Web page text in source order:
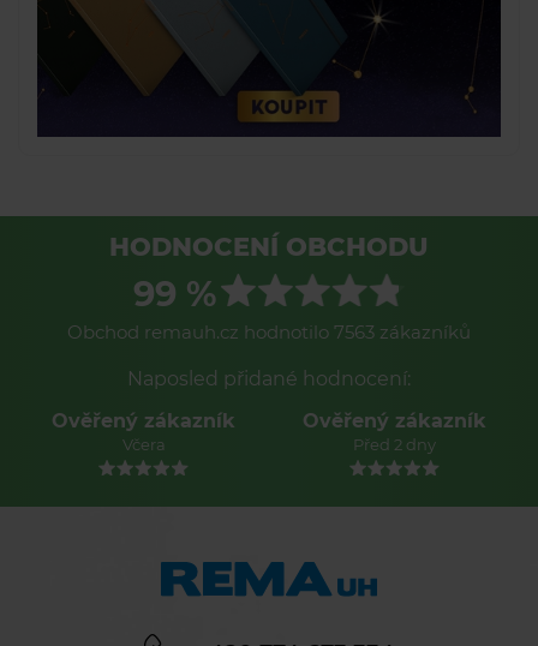
HODNOCENÍ OBCHODU
99 %
Obchod remauh.cz hodnotilo 7563 zákazníků
Naposled přidané hodnocení:
Ověřený zákazník Ověřený